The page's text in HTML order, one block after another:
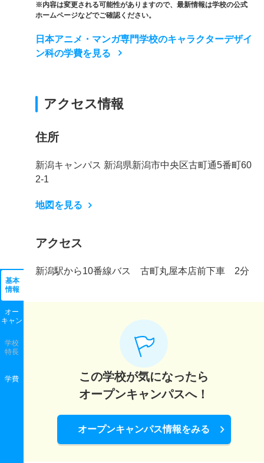
基本
情報
オー
キャン
学校
特長
学費
※内容は変更される可能性がありますので、最新情報は学校の公式
ホームページなどでご確認ください。
日本アニメ・マンガ専門学校のキャラクターデザイ
ン科の学費を見る
アクセス情報
住所
新潟キャンパス 新潟県新潟市中央区古町通5番町60
2-1
地図を見る
アクセス
新潟駅から10番線バス 古町丸屋本店前下車 2分
この学校が気になったら
オープンキャンパスへ！
オープンキャンパス情報をみる